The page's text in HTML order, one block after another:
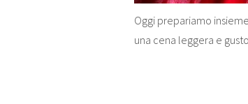
Oggi prepariamo
una cena leggera e